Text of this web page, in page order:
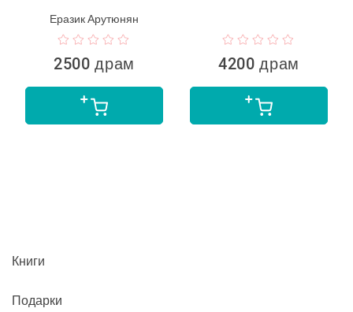
Еразик Арутюнян
2500 драм 4200 драм
Книги
Подарки